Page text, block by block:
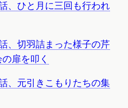
、ひと月に三回も行われ
、切羽詰まった様子の芹
扉を叩く
、元引きこもりたちの集